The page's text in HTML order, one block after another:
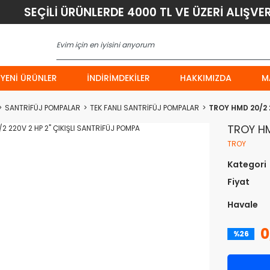
SEÇİLİ ÜRÜNLERDE 4000 TL VE ÜZERİ
YENI ÜRÜNLER İNDIRIMDEKILER HAKKIMIZDA
SANTRİFÜJ POMPALAR TEK FANLI SANTRİFÜJ POMPALAR TROY HMD 20/2
TROY
TROY
Kategori
Fiyat
Havale
%26